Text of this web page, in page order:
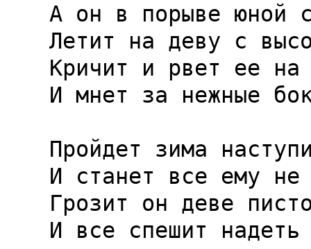
А он в порыве юной
Летит на деву с
Кричит и рвет ее на
И мнет за нежные
Пройдет зима
И станет все ему
Грозит он деве
И все спешит